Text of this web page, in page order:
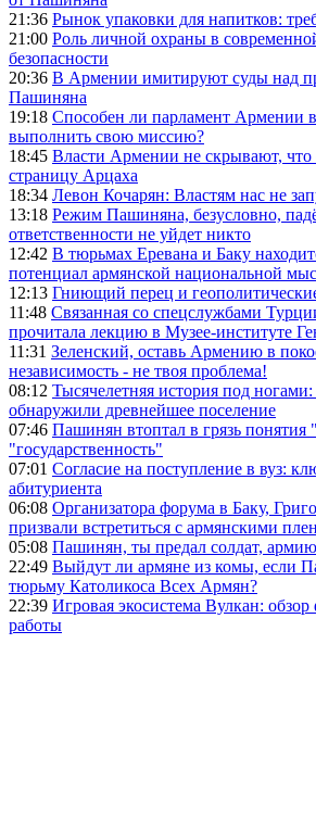
21:36 Рынок упаковки для напитков:
21:00 Роль личной охраны в
безопасности
20:36 В Армении имитируют суды над
Пашиняна
19:18 Способен ли парламент Армении в
выполнить свою миссию?
18:45 Власти Армении не скрывают, что
страницу Арцаха
18:34 Левон Кочарян: Властям нас не
13:18 Режим Пашиняна, безусловно,
ответственности не уйдет никто
12:42 В тюрьмах Еревана и Баку
потенциал армянской национальной
12:13 Гниющий перец и
11:48 Связанная со спецслужбами
прочитала лекцию в Музее-институте
11:31 Зеленский, оставь Армению в
независимость - не твоя проблема!
08:12 Тысячелетняя история под
обнаружили древнейшее поселение
07:46 Пашинян втоптал в грязь понятия
"государственность"
07:01 Согласие на поступление в вуз:
абитуриента
06:08 Организатора форума в Баку,
призвали встретиться с армянскими
05:08 Пашинян, ты предал солдат,
22:49 Выйдут ли армяне из комы, если
тюрьму Католикоса Всех Армян?
22:39 Игровая экосистема Вулкан:
работы